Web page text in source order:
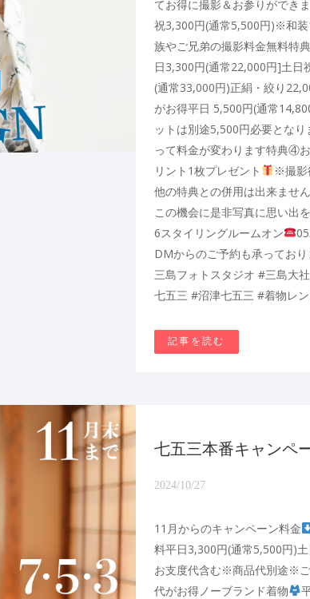
てお得に撮影＆お参りができ
祝3,300円(通常5,500円)※和
族やご兄弟の撮影料金無料特
日3,300円(通常22,000円]土日
(通常33,000円)正絹・絞り
がお得平日 5,500円(通常
ットは別途5,500円必要とな
って料金が変わります特典④
リント1枚プレゼント
※撮影
他の特典との併用は出来ませ
この機会に是非写真に思い出
6スタイリングルームオン
DMからのご予約も承ってお
三島フォトスタジオ #三島大
七五三 #沼津七五三 #着物レ
記事を読む
七五三本番キャンペ
2024/10/27
11月からのキャンペーン料金
料平日3,300円(通常5,500円)
お支度代含む※商品代別途※
代がお得ノーブランド着物